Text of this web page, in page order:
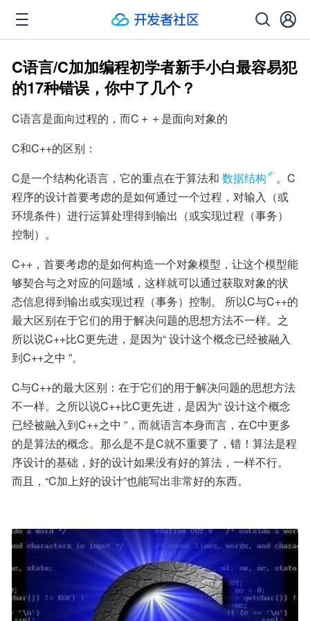
C语言/C加加编程初学者新手小白最容易犯
的17种错误，你中了几个？
C语言是面向过程的，而C＋＋是面向对象的
C和C++的区别：
C是一个结构化语言，它的重点在于算法和 数据结构
。C
程序的设计首要考虑的是如何通过一个过程，对输入（或
环境条件）进行运算处理得到输出（或实现过程（事务）
控制）。
C++，首要考虑的是如何构造一个对象模型，让这个模型能
够契合与之对应的问题域，这样就可以通过获取对象的状
态信息得到输出或实现过程（事务）控制。 所以C与C++的
最大区别在于它们的用于解决问题的思想方法不一样。之
所以说C++比C更先进，是因为“ 设计这个概念已经被融入
到C++之中 ”。
C与C++的最大区别：在于它们的用于解决问题的思想方法
不一样。之所以说C++比C更先进，是因为“ 设计这个概念
已经被融入到C++之中 ”，而就语言本身而言，在C中更多
的是算法的概念。那么是不是C就不重要了，错！算法是程
序设计的基础，好的设计如果没有好的算法，一样不行。
而且，“C加上好的设计”也能写出非常好的东西。